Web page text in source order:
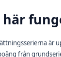
här
är
från